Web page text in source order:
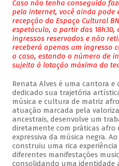
Caso não tenha conseguido
pela internet, você ainda pode
recepção do Espaço Cultural
espetáculo, a partir das
ingressos reservados e não
receberá apenas um ingresso
o caso, estando o número de
sujeito à lotação máxima do
Renata Alves é uma cantora e
dedicado sua trajetória
música e cultura de matriz
atuação marcada pela
ancestrais, desenvolve um
diretamente com práticas afro
expressiva da música negra.
construiu uma rica experiência
diferentes manifestações
consolidando uma identidade